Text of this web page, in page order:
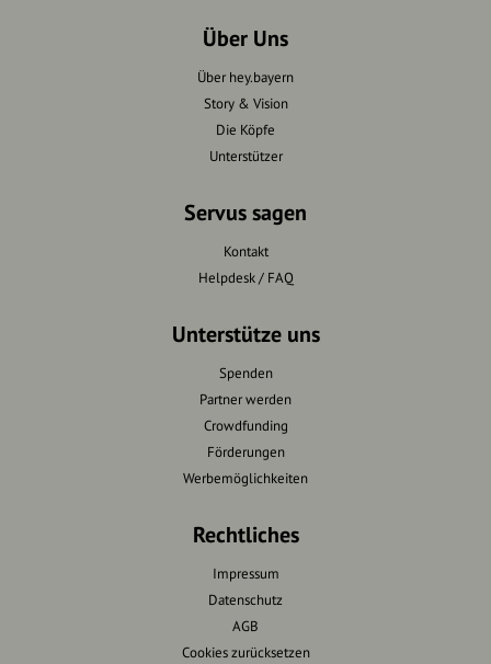
Über Uns
Über hey.bayern
Story & Vision
Die Köpfe
Unterstützer
Servus sagen
Kontakt
Helpdesk / FAQ
Unterstütze uns
Spenden
Partner werden
Crowdfunding
Förderungen
Werbemöglichkeiten
Rechtliches
Impressum
Datenschutz
AGB
Cookies zurücksetzen